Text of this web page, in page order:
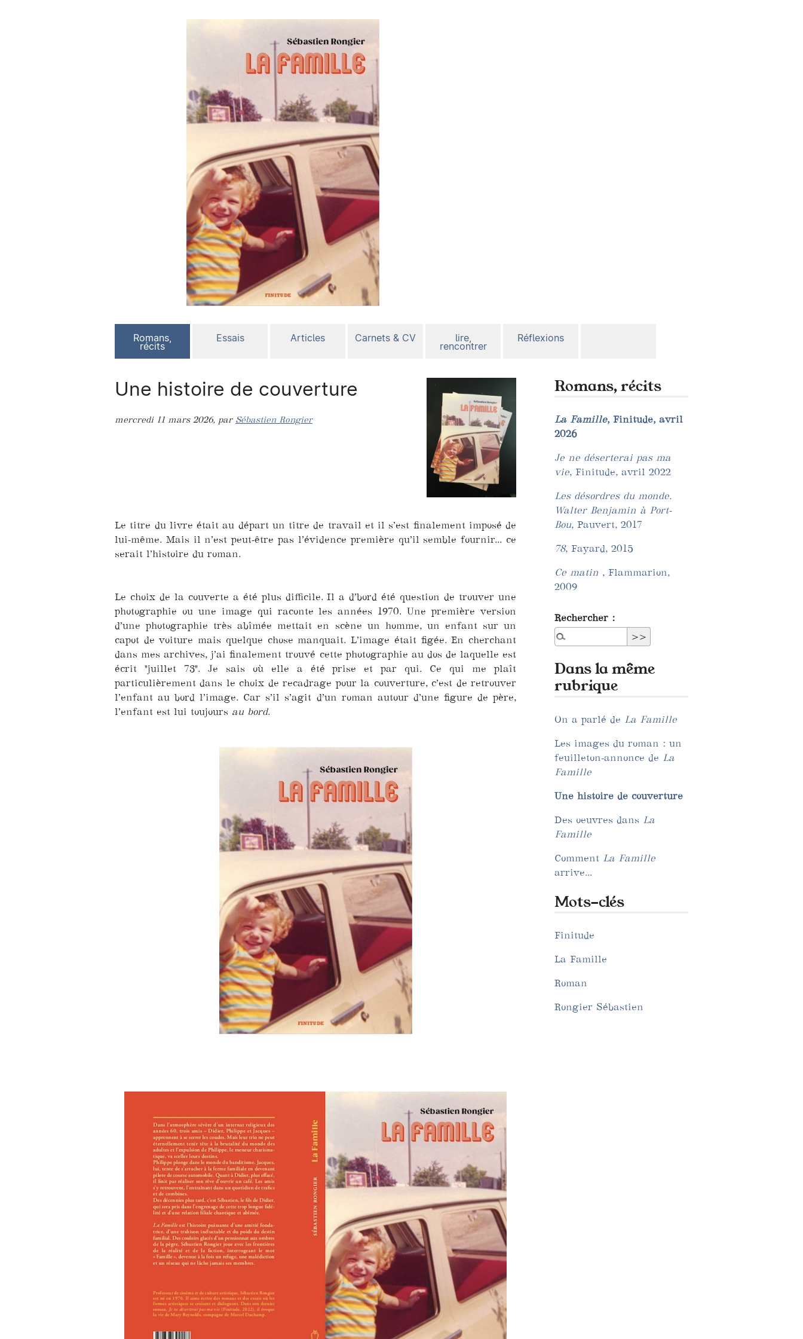
Romans,
récits
Essais Articles Carnets & CV lire,
rencontrer
Réflexions
Une histoire de couverture
mercredi 11 mars 2026, par Sébastien Rongier
Le titre du livre était au départ un titre de travail et il s’est finalement imposé de
lui-même. Mais il n’est peut-être pas l’évidence première qu’il semble fournir... ce
serait l’histoire du roman.
Le choix de la couverte a été plus difficile. Il a d’bord été question de trouver une
photographie ou une image qui raconte les années 1970. Une première version
d’une photographie très abîmée mettait en scène un homme, un enfant sur un
capot de voiture mais quelque chose manquait. L’image était figée. En cherchant
dans mes archives, j’ai finalement trouvé cette photographie au dos de laquelle est
écrit "juillet 73". Je sais où elle a été prise et par qui. Ce qui me plaît
particulièrement dans le choix de recadrage pour la couverture, c’est de retrouver
l’enfant au bord l’image. Car s’il s’agit d’un roman autour d’une figure de père,
l’enfant est lui toujours au bord.
Romans, récits
La Famille, Finitude, avril
2026
Je ne déserterai pas ma
vie, Finitude, avril 2022
Les désordres du monde.
Walter Benjamin à Port-
Bou, Pauvert, 2017
78, Fayard, 2015
Ce matin , Flammarion,
2009
Rechercher :
Dans la même
rubrique
On a parlé de La Famille
Les images du roman : un
feuilleton-annonce de La
Famille
Une histoire de couverture
Des oeuvres dans La
Famille
Comment La Famille
arrive...
Mots-clés
Finitude
La Famille
Roman
Rongier Sébastien